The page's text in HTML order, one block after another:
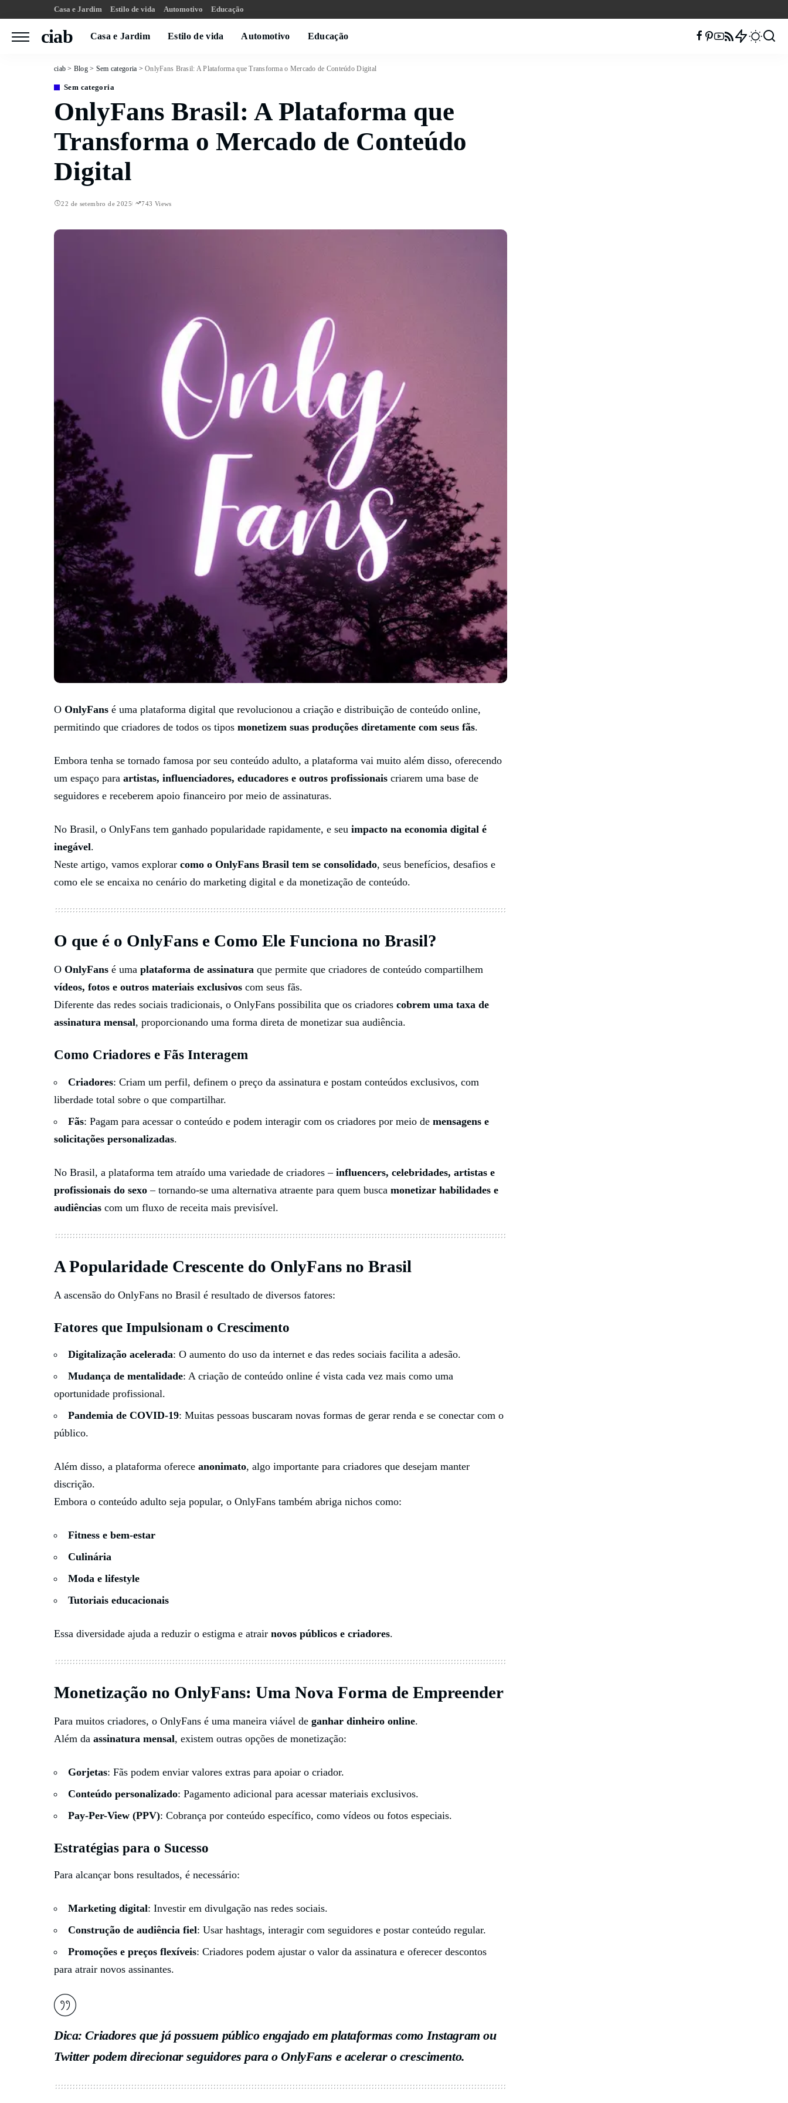
Casa e Jardim Estilo de vida Automotivo Educação
ciab Casa e Jardim Estilo de vida Automotivo Educação
ciab > Blog > Sem categoria >OnlyFans Brasil: A Plataforma que Transforma o Mercado de Conteúdo Digital
Sem categoria
OnlyFans Brasil: A Plataforma que
Transforma o Mercado de Conteúdo
Digital
22 de setembro de 2025 743 Views
O OnlyFans é uma plataforma digital que revolucionou a criação e distribuição de conteúdo online,
permitindo que criadores de todos os tipos monetizem suas produções diretamente com seus fãs.
Embora tenha se tornado famosa por seu conteúdo adulto, a plataforma vai muito além disso, oferecendo
um espaço para artistas, influenciadores, educadores e outros profissionais criarem uma base de
seguidores e receberem apoio financeiro por meio de assinaturas.
No Brasil, o OnlyFans tem ganhado popularidade rapidamente, e seu impacto na economia digital é
inegável.
Neste artigo, vamos explorar como o OnlyFans Brasil tem se consolidado, seus benefícios, desafios e
como ele se encaixa no cenário do marketing digital e da monetização de conteúdo.
O que é o OnlyFans e Como Ele Funciona no Brasil?
O OnlyFans é uma plataforma de assinatura que permite que criadores de conteúdo compartilhem
vídeos, fotos e outros materiais exclusivos com seus fãs.
Diferente das redes sociais tradicionais, o OnlyFans possibilita que os criadores cobrem uma taxa de
assinatura mensal, proporcionando uma forma direta de monetizar sua audiência.
Como Criadores e Fãs Interagem
Criadores: Criam um perfil, definem o preço da assinatura e postam conteúdos exclusivos, com
liberdade total sobre o que compartilhar.
Fãs: Pagam para acessar o conteúdo e podem interagir com os criadores por meio de mensagens e
solicitações personalizadas.
No Brasil, a plataforma tem atraído uma variedade de criadores – influencers, celebridades, artistas e
profissionais do sexo – tornando-se uma alternativa atraente para quem busca monetizar habilidades e
audiências com um fluxo de receita mais previsível.
A Popularidade Crescente do OnlyFans no Brasil
A ascensão do OnlyFans no Brasil é resultado de diversos fatores:
Fatores que Impulsionam o Crescimento
Digitalização acelerada: O aumento do uso da internet e das redes sociais facilita a adesão.
Mudança de mentalidade: A criação de conteúdo online é vista cada vez mais como uma
oportunidade profissional.
Pandemia de COVID-19: Muitas pessoas buscaram novas formas de gerar renda e se conectar com o
público.
Além disso, a plataforma oferece anonimato, algo importante para criadores que desejam manter
discrição.
Embora o conteúdo adulto seja popular, o OnlyFans também abriga nichos como:
Fitness e bem-estar
Culinária
Moda e lifestyle
Tutoriais educacionais
Essa diversidade ajuda a reduzir o estigma e atrair novos públicos e criadores.
Monetização no OnlyFans: Uma Nova Forma de Empreender
Para muitos criadores, o OnlyFans é uma maneira viável de ganhar dinheiro online.
Além da assinatura mensal, existem outras opções de monetização:
Gorjetas: Fãs podem enviar valores extras para apoiar o criador.
Conteúdo personalizado: Pagamento adicional para acessar materiais exclusivos.
Pay-Per-View (PPV): Cobrança por conteúdo específico, como vídeos ou fotos especiais.
Estratégias para o Sucesso
Para alcançar bons resultados, é necessário:
Marketing digital: Investir em divulgação nas redes sociais.
Construção de audiência fiel: Usar hashtags, interagir com seguidores e postar conteúdo regular.
Promoções e preços flexíveis: Criadores podem ajustar o valor da assinatura e oferecer descontos
para atrair novos assinantes.
Dica: Criadores que já possuem público engajado em plataformas comoInstagram ou
Twitterpodem direcionar seguidores para o OnlyFans e acelerar o crescimento.